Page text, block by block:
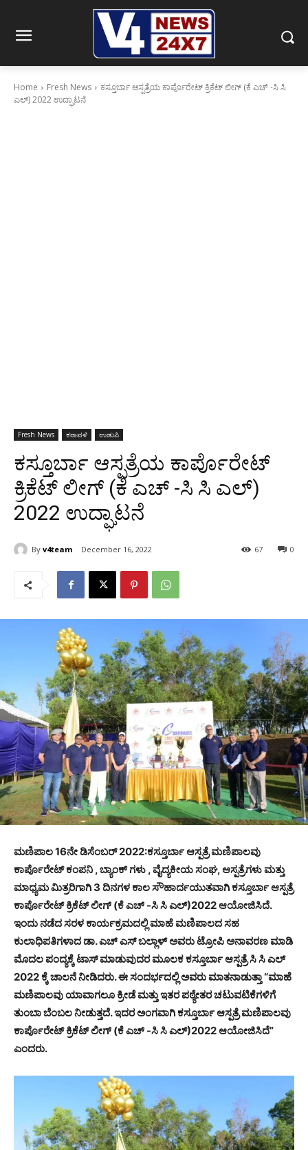
Home Fresh News
ಕಸ್ತೂರ್ಬಾ ಆಸ್ಪತ್ರೆಯ ಕಾರ್ಪೊರೇಟ್ ಕ್ರಿಕೆಟ್ ಲೀಗ್ (ಕೆ ಎಚ್ -ಸಿ ಸಿ
ಎಲ್) 2022 ಉದ್ಘಾಟನೆ
Fresh News ಕರಾವಳಿ ಉಡುಪಿ
ಕಸ್ತೂರ್ಬಾ ಆಸ್ಪತ್ರೆಯ ಕಾರ್ಪೊರೇಟ್
ಕ್ರಿಕೆಟ್ ಲೀಗ್ (ಕೆ ಎಚ್ -ಸಿ ಸಿ ಎಲ್)
2022 ಉದ್ಘಾಟನೆ
By v4team December 16, 2022 0
67
ಮಣಿಪಾಲ 16ನೇ ಡಿಸೆಂಬರ್ 2022:ಕಸ್ತೂರ್ಬಾ ಆಸ್ಪತ್ರೆ ಮಣಿಪಾಲವು
ಕಾರ್ಪೊರೇಟ್ ಕಂಪನಿ , ಬ್ಯಾಂಕ್ ಗಳು , ವೈದ್ಯಕೀಯ ಸಂಘ, ಆಸ್ಪತ್ರೆಗಳು ಮತ್ತು
ಮಾಧ್ಯಮ ಮಿತ್ರರಿಗಾಗಿ 3 ದಿನಗಳ ಕಾಲ ಸೌಹಾರ್ದಯುತವಾಗಿ ಕಸ್ತೂರ್ಬಾ ಆಸ್ಪತ್ರೆ
ಕಾರ್ಪೊರೇಟ್ ಕ್ರಿಕೆಟ್ ಲೀಗ್ (ಕೆ ಎಚ್ -ಸಿ ಸಿ ಎಲ್)2022 ಆಯೋಜಿಸಿದೆ.
ಇಂದು ನಡೆದ ಸರಳ ಕಾರ್ಯಕ್ರಮದಲ್ಲಿ ಮಾಹೆ ಮಣಿಪಾಲದ ಸಹ
ಕುಲಾಧಿಪತಿಗಳಾದ ಡಾ. ಎಚ್ ಎಸ್ ಬಲ್ಲಾಳ್ ಅವರು ಟ್ರೋಪಿ ಅನಾವರಣ ಮಾಡಿ
ಮೊದಲ ಪಂದ್ಯಕ್ಕೆ ಟಾಸ್ ಮಾಡುವುದರ ಮೂಲಕ ಕಸ್ತೂರ್ಬಾ ಆಸ್ಪತ್ರೆ ಸಿ ಸಿ ಎಲ್
2022 ಕ್ಕೆ ಚಾಲನೆ ನೀಡಿದರು. ಈ ಸಂದರ್ಭದಲ್ಲಿ ಅವರು ಮಾತನಾಡುತ್ತಾ “ಮಾಹೆ
ಮಣಿಪಾಲವು ಯಾವಾಗಲೂ ಕ್ರೀಡೆ ಮತ್ತು ಇತರ ಪಠ್ಯೇತರ ಚಟುವಟಿಕೆಗಳಿಗೆ
ತುಂಬಾ ಬೆಂಬಲ ನೀಡುತ್ತದೆ. ಇದರ ಅಂಗವಾಗಿ ಕಸ್ತೂರ್ಬಾ ಆಸ್ಪತ್ರೆ ಮಣಿಪಾಲವು
ಕಾರ್ಪೊರೇಟ್ ಕ್ರಿಕೆಟ್ ಲೀಗ್ (ಕೆ ಎಚ್ -ಸಿ ಸಿ ಎಲ್)2022 ಆಯೋಜಿಸಿದೆ”
ಎಂದರು.